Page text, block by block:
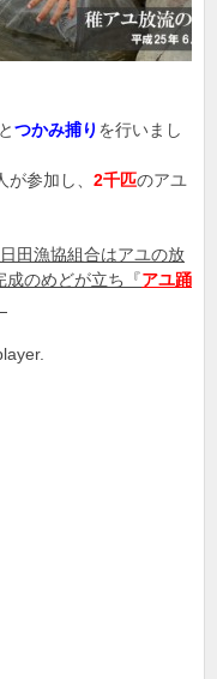
つかみ捕り を行いまし
参加し、 2千匹のアユ
田漁協組合はアユの放
成のめどが立ち『アユ踊